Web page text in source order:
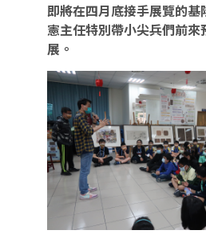
即將在四月底接手展覽的
憲主任特別帶小尖兵們前
展。